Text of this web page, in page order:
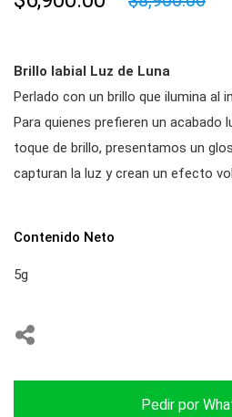
Brillo labial Luz de Luna
Perlado con un brillo que ilumina al
Para quienes prefieren un acabado
toque de brillo, presentamos un
capturan la luz y crean un efecto
Contenido Neto
5g
Pedir por